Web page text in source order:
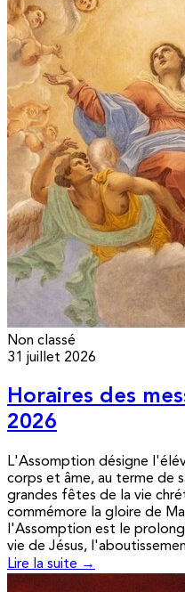
Non classé
31 juillet 2026
Horaires des
2026
L'Assomption désigne
corps et âme, au terme de
grandes fêtes de la vie
commémore la gloire de
l'Assomption est le
vie de Jésus,
Lire la suite →